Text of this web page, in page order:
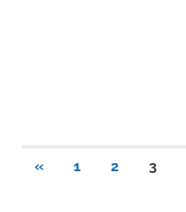
Paginazione
«ARTICOLI
1 2 3